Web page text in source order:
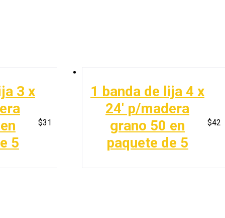
3 x
5
$31
1 banda de lija 4 x
24′ p/madera
grano 50 en
paquete de 5
$42